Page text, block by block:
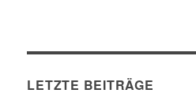
LETZTE BEITRÄGE